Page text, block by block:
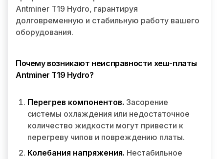
Antminer T19 Hydro, гарантируя
долговременную и стабильную работу вашего
оборудования.
Почему возникают неисправности хеш-платы
Antminer T19 Hydro?
Перегрев компонентов. Засорение
системы охлаждения или недостаточное
количество жидкости могут привести к
перегреву чипов и повреждению платы.
Колебания напряжения. Нестабильное